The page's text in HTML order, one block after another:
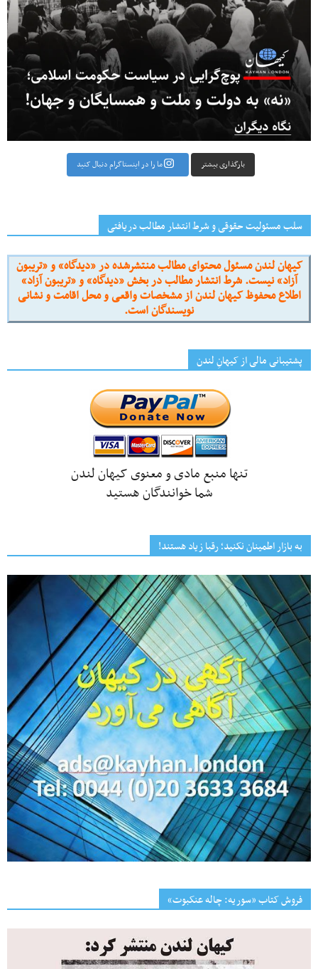
بارگذاری بیشتر ما را در اینستاگرام دنبال کنید
سلب مسئولیت حقوقی و شرط انتشار مطالب دریافتی
کیهان لندن مسئول محتوای مطالب منتشرشده در «دیدگاه» و «تریبون
آزاد» نیست. شرط انتشار مطالب در بخش «دیدگاه» و «تریبون آزاد»
اطلاع محفوظ کیهان لندن از مشخصات واقعی و محل اقامت و نشانی
نویسندگان است.
پشتیبانی مالی از کیهانِ لندن
تنها منبع مادی و معنوی کیهان لندن
شما خوانندگان هستید
به بازار اطمینان نکنید؛ رقبا زیاد هستند!
فروش کتاب «سوریه: چاله عنکبوت»